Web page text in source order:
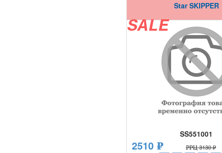
Star SKIPPER
SALE
SS551001
2510 ₽ РРЦ 3130 ₽